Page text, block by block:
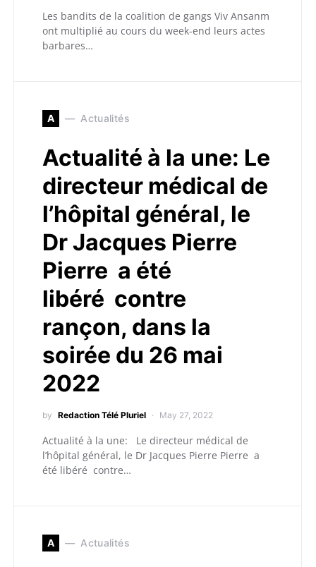
Les bandits de la coalition de gangs Viv Ansanm
ont multiplié au cours du week-end leurs actes
barbares…
A Actualités
Actualité à la une: Le
directeur médical de
l’hôpital général, le
Dr Jacques Pierre
Pierre a été
libéré contre
rançon, dans la
soirée du 26 mai
2022
by Redaction Télé Pluriel May 27, 2022
Actualité à la une: Le directeur médical de
l’hôpital général, le Dr Jacques Pierre Pierre a
été libéré contre…
A Actualités